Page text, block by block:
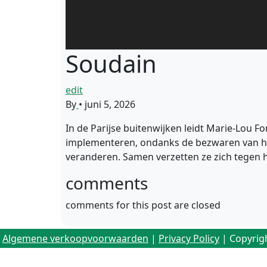
Soudain
edit
By • juni 5, 2026
In de Parijse buitenwijken leidt Marie-Lou
implementeren, ondanks de bezwaren van
veranderen. Samen verzetten ze zich tegen
comments
comments for this post are closed
Algemene verkoopvoorwaarden | Privacy Policy |